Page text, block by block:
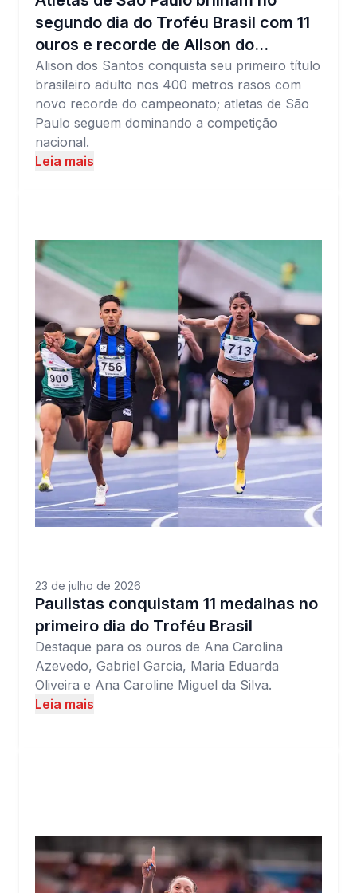
segundo dia do Troféu Brasil com 11
ouros e recorde de Alison do…
Alison dos Santos conquista seu primeiro título
brasileiro adulto nos 400 metros rasos com
novo recorde do campeonato; atletas de São
Paulo seguem dominando a competição
nacional.
Leia mais
23 de julho de 2026
Paulistas conquistam 11 medalhas no
primeiro dia do Troféu Brasil
Destaque para os ouros de Ana Carolina
Azevedo, Gabriel Garcia, Maria Eduarda
Oliveira e Ana Caroline Miguel da Silva.
Leia mais